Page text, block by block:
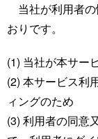
当社が利用者の
おりです。
(1) 当社が本サー
(2) 本サービス利
ィングのため
(3) 利用者の同意